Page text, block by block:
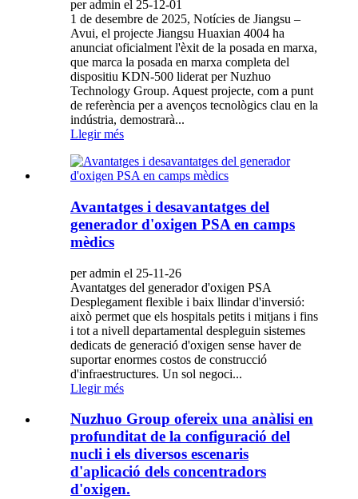
per admin el 25-12-01
1 de desembre de 2025, Notícies de Jiangsu –
Avui, el projecte Jiangsu Huaxian 4004 ha
anunciat oficialment l'èxit de la posada en marxa,
que marca la posada en marxa completa del
dispositiu KDN-500 liderat per Nuzhuo
Technology Group. Aquest projecte, com a punt
de referència per a avenços tecnològics clau en la
indústria, demostrarà...
Llegir més
Avantatges i desavantatges del
generador d'oxigen PSA en camps
mèdics
per admin el 25-11-26
Avantatges del generador d'oxigen PSA
Desplegament flexible i baix llindar d'inversió:
això permet que els hospitals petits i mitjans i fins
i tot a nivell departamental despleguin sistemes
dedicats de generació d'oxigen sense haver de
suportar enormes costos de construcció
d'infraestructures. Un sol negoci...
Llegir més
Nuzhuo Group ofereix una anàlisi en
profunditat de la configuració del
nucli i els diversos escenaris
d'aplicació dels concentradors
d'oxigen.